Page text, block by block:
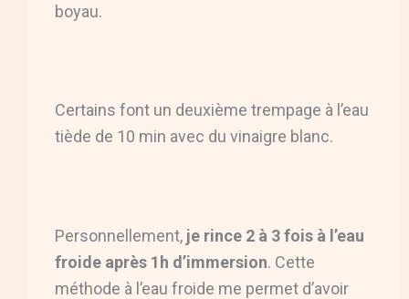
boyau.
Certains font un deuxième trempage à l’eau
tiède de 10 min avec du vinaigre blanc.
Personnellement, je rince 2 à 3 fois à l’eau
froide après 1h d’immersion. Cette
méthode à l’eau froide me permet d’avoir